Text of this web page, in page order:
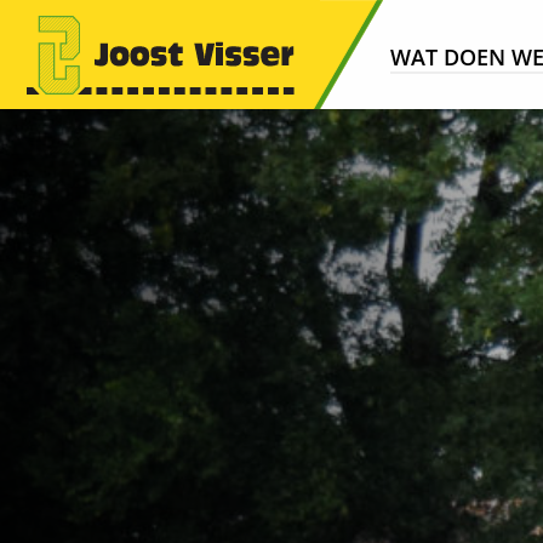
WAT DOEN